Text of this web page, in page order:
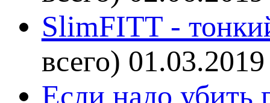
SlimFITT -
всего) 01.03.2019
Если надо убить